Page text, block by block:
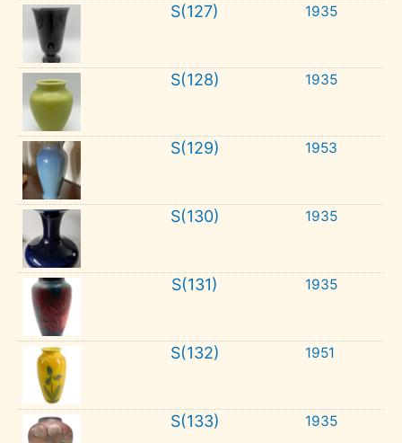
S(127) 1935
S(128) 1935
S(129) 1953
S(130) 1935
S(131) 1935
S(132) 1951
S(133) 1935